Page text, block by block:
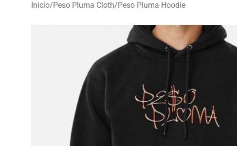
Inicio/Peso Pluma Cloth/Peso Pluma Hoodie